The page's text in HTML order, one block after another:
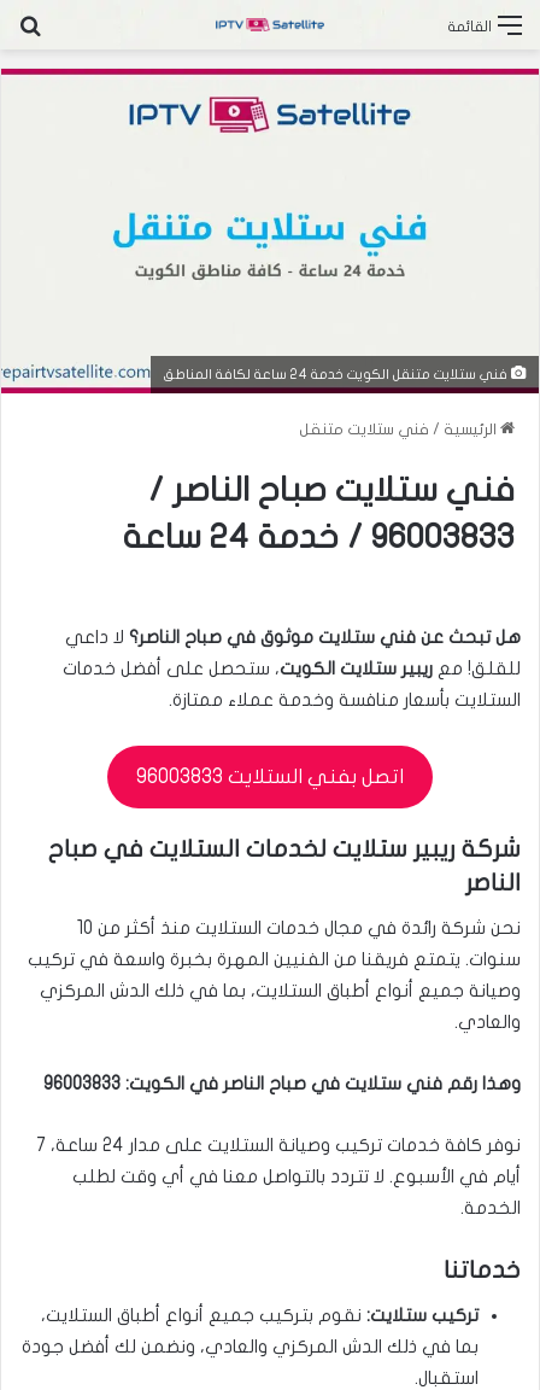
القائمة
فني ستلايت متنقل الكويت خدمة 24 ساعة لكافة المناطق
الرئيسية / فني ستلايت متنقل
فني ستلايت صباح الناصر /
96003833 / خدمة 24 ساعة
هل تبحث عن فني ستلايت موثوق في صباح الناصر؟ لا داعي
للقلق! مع ريبير ستلايت الكويت، ستحصل على أفضل خدمات
الستلايت بأسعار منافسة وخدمة عملاء ممتازة.
اتصل بفني الستلايت 96003833
شركة ريبير ستلايت لخدمات الستلايت في صباح
الناصر
نحن شركة رائدة في مجال خدمات الستلايت منذ أكثر من 10
سنوات. يتمتع فريقنا من الفنيين المهرة بخبرة واسعة في تركيب
وصيانة جميع أنواع أطباق الستلايت، بما في ذلك الدش المركزي
والعادي.
وهذا رقم فني ستلايت في صباح الناصر في الكويت: 96003833
نوفر كافة خدمات تركيب وصيانة الستلايت على مدار 24 ساعة، 7
أيام في الأسبوع. لا تتردد بالتواصل معنا في أي وقت لطلب
الخدمة.
خدماتنا
تركيب ستلايت: نقوم بتركيب جميع أنواع أطباق الستلايت،
بما في ذلك الدش المركزي والعادي، ونضمن لك أفضل جودة
استقبال.